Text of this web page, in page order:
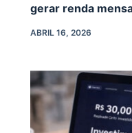
gerar renda
ABRIL 16, 2026